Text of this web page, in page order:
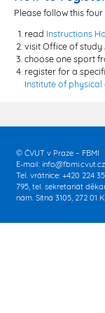
Please follow this four
read Instructions
visit Office of
choose one sport
register for a
Institute of
© ČVUT v Praze – FBMI
E-mail: info@fbmi.cvut.cz
Tel. vrátnice: +420 224
795, tel. sekretariát
nám. Sítná 3105, 272 01